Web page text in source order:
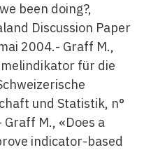
been doing?,
Discussion Paper
2004.- Graff M.,
für die
und Statistik, n°
M., «Does a
indicator-based